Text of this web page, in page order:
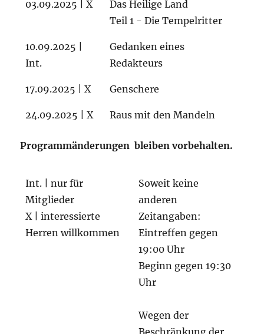
03.09.2025 | X
Das Heilige Land
Teil 1 - Die Tempelritter
10.09.2025 |
Int.
Gedanken eines
Redakteurs
17.09.2025 | X Genschere
24.09.2025 | X Raus mit den Mandeln
Programmänderungen bleiben vorbehalten.
Int. | nur für
Mitglieder
X | interessierte
Herren willkommen
Soweit keine
anderen
Zeitangaben:
Eintreffen gegen
19:00 Uhr
Beginn gegen 19:30
Uhr
Wegen der